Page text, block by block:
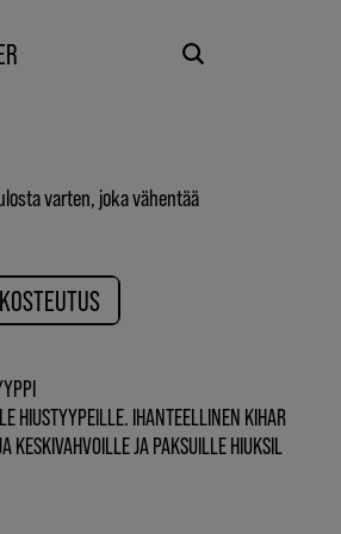
varten, joka vähentää
KOSTEUTUS
HIUSTYYPEILLE. IHANTEELLINEN KIHAR
KESKIVAHVOILLE JA PAKSUILLE HIUKSIL